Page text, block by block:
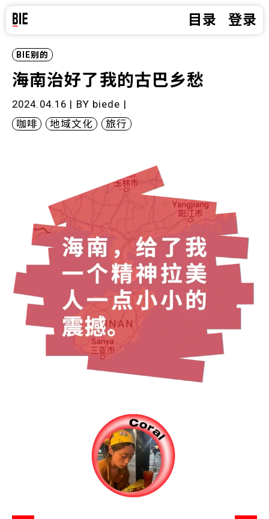
目录 登录
BIE别的
海南治好了我的古巴乡愁
2024.04.16 | BY biede |
咖啡
地域文化 旅行